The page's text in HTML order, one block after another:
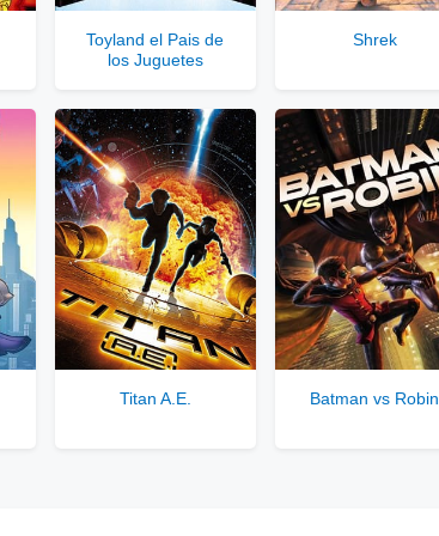
Servidores directos
Comprar Cuenta VIP Aquí!
Toyland el Pais de
los Juguetes
Shrek
Titan A.E. Batman vs Robin